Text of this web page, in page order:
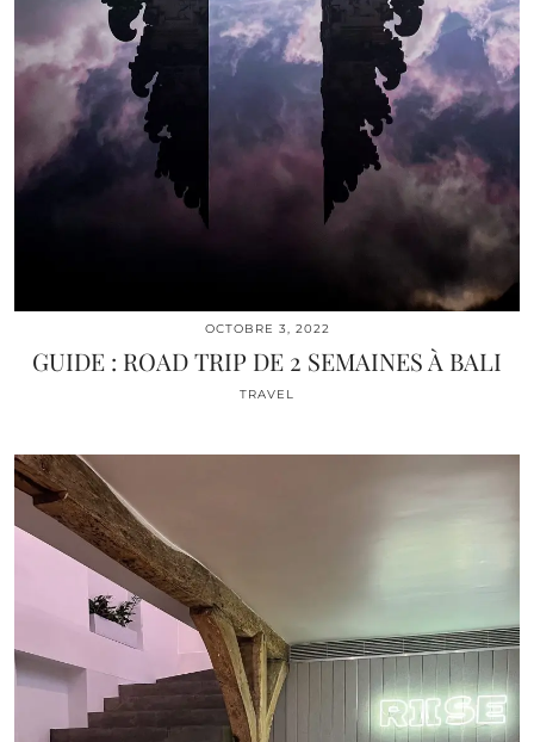
OCTOBRE 3, 2022
GUIDE : ROAD TRIP DE 2 SEMAINES À BALI
TRAVEL